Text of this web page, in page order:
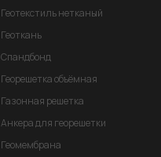
Геотекстиль нетканый
Геоткань
Спандбонд
Георешетка объёмная
Газонная решетка
Анкера для георешетки
Геомембрана